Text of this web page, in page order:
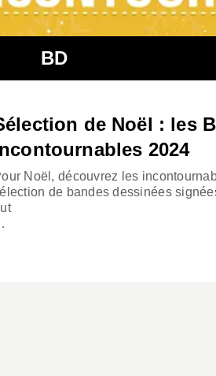
BD
de Noël : les
2024
Noël, découvrez les
de bandes dessinées